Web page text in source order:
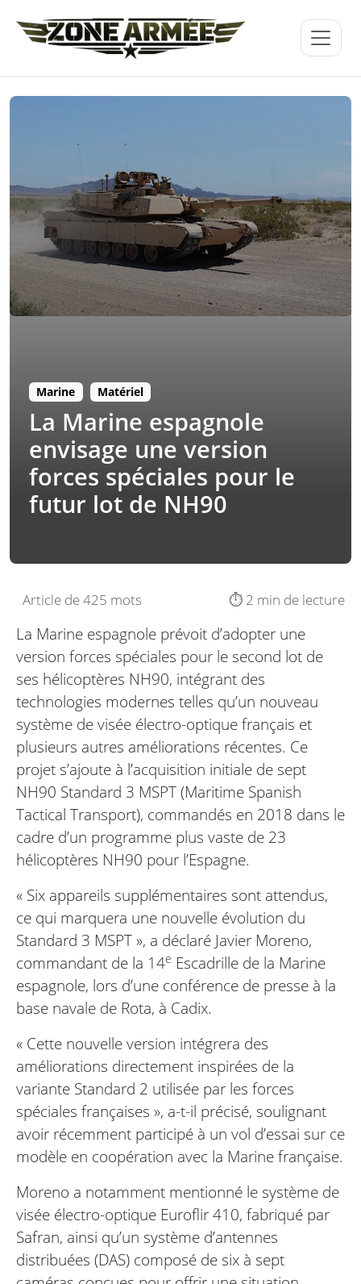
Marine Matériel
La Marine espagnole
envisage une version
forces spéciales pour le
futur lot de NH90
Article de 425 mots ⏱️ 2 min de lecture
La Marine espagnole prévoit d’adopter une
version forces spéciales pour le second lot de
ses hélicoptères NH90, intégrant des
technologies modernes telles qu’un nouveau
système de visée électro-optique français et
plusieurs autres améliorations récentes. Ce
projet s’ajoute à l’acquisition initiale de sept
NH90 Standard 3 MSPT (Maritime Spanish
Tactical Transport), commandés en 2018 dans le
cadre d’un programme plus vaste de 23
hélicoptères NH90 pour l’Espagne.
« Six appareils supplémentaires sont attendus,
ce qui marquera une nouvelle évolution du
Standard 3 MSPT », a déclaré Javier Moreno,
commandant de la 14e Escadrille de la Marine
espagnole, lors d’une conférence de presse à la
base navale de Rota, à Cadix.
« Cette nouvelle version intégrera des
améliorations directement inspirées de la
variante Standard 2 utilisée par les forces
spéciales françaises », a-t-il précisé, soulignant
avoir récemment participé à un vol d’essai sur ce
modèle en coopération avec la Marine française.
Moreno a notamment mentionné le système de
visée électro-optique Euroflir 410, fabriqué par
Safran, ainsi qu’un système d’antennes
distribuées (DAS) composé de six à sept